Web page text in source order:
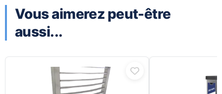
Vous aimerez peut-être
aussi...